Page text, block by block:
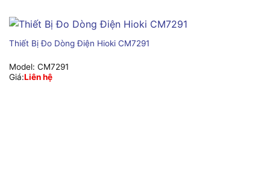
Thiết Bị Đo Dòng Điện Hioki CM7291
Model: CM7291
Giá:Liên hệ